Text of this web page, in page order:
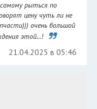
рыться по
цену чуть ли не
очень большой
этой...!
21.04.2025 в 05:46